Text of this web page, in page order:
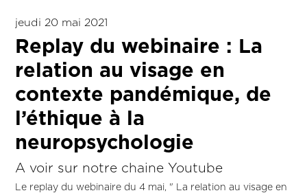
jeudi 20 mai 2021
Replay du webinaire : La
relation au visage en
contexte pandémique, de
l’éthique à la
neuropsychologie
A voir sur notre chaine Youtube
Le replay du webinaire du 4 mai, " La relation au visage en